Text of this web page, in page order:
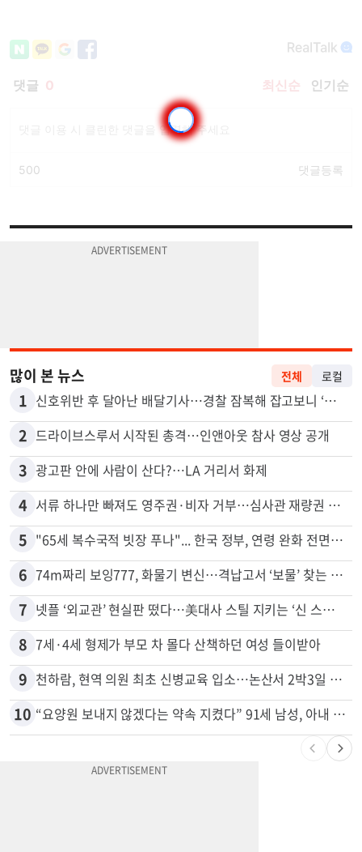
많이 본 뉴스
1 신호위반 후 달아난 배달기사…경찰 잠복해 잡고보니 ‘반전’
2 드라이브스루서 시작된 총격…인앤아웃 참사 영상 공개
3 광고판 안에 사람이 산다?…LA 거리서 화제
4 서류 하나만 빠져도 영주권·비자 거부…심사관 재량권 대폭 확대
5 "65세 복수국적 빗장 푸나"... 한국 정부, 연령 완화 전면 추진
6 74m짜리 보잉777, 화물기 변신…격납고서 ‘보물’ 찾는 인천공항
7
8 7세·4세 형제가 부모 차 몰다 산책하던 여성 들이받아
9 천하람, 현역 의원 최초 신병교육 입소…논산서 2박3일 생활
“요양원 보내지 않겠다는 약속 지켰다” 91세 남성, 아내 살해 혐의